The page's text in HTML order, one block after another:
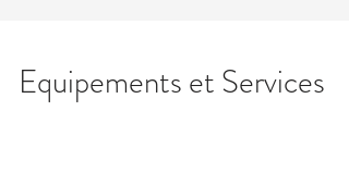
Equipements et Services